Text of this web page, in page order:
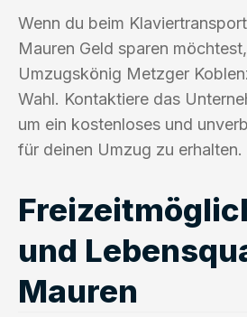
Wenn du beim
Mauren Geld sparen
Umzugskönig Metzger
Wahl. Kontaktiere das
um ein kostenloses und
für deinen Umzug zu erhalten.
und
Mauren